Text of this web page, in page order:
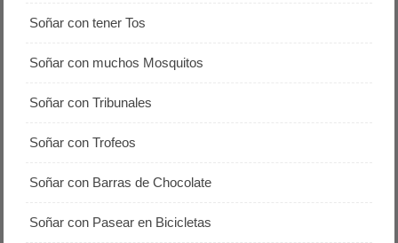
Soñar con tener Tos
Soñar con muchos Mosquitos
Soñar con Tribunales
Soñar con Trofeos
Soñar con Barras de Chocolate
Soñar con Pasear en Bicicletas